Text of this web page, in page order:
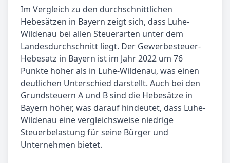
Im Vergleich zu den durchschnittlichen
Hebesätzen in Bayern zeigt sich, dass Luhe-
Wildenau bei allen Steuerarten unter dem
Landesdurchschnitt liegt. Der Gewerbesteuer-
Hebesatz in Bayern ist im Jahr 2022 um 76
Punkte höher als in Luhe-Wildenau, was einen
deutlichen Unterschied darstellt. Auch bei den
Grundsteuern A und B sind die Hebesätze in
Bayern höher, was darauf hindeutet, dass Luhe-
Wildenau eine vergleichsweise niedrige
Steuerbelastung für seine Bürger und
Unternehmen bietet.